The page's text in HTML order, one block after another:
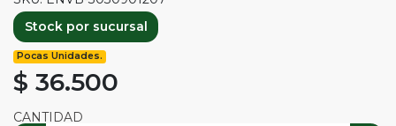
Stock por sucursal
Pocas Unidades.
$ 36.500
CANTIDAD